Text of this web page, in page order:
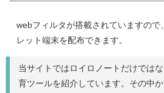
webフィルタが搭載されていますので
レット端末を配布できます。
当サイトではロイロノートだけでは
育ツールを紹介しています。その中